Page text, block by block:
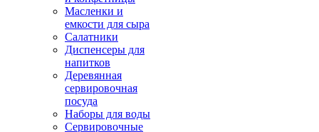
Масленки и
емкости для сыра
Салатники
Диспенсеры для
напитков
Деревянная
сервировочная
посуда
Наборы для воды
Сервировочные